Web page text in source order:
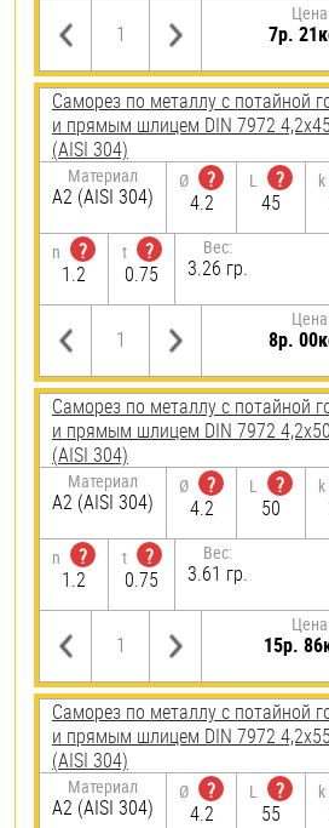
7р.
Саморез по металлу с потайной
и прямым шлицем DIN 7972
(AISI 304)
Материал
А2 (AISI 304)
Ø
?
4.2
L
?
45
k
n
?
1.2
t
?
0.75
Вес:
3.26 гр.
8р.
Саморез по металлу с потайной
и прямым шлицем DIN 7972
(AISI 304)
Материал
А2 (AISI 304)
Ø
?
4.2
L
?
50
k
n
?
1.2
t
?
0.75
Вес:
3.61 гр.
15р.
Саморез по металлу с потайной
и прямым шлицем DIN 7972
(AISI 304)
Материал
А2 (AISI 304)
Ø
?
4.2
L
?
55
k